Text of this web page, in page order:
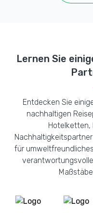
Lernen Sie
Entdecken Sie
nachhaltigen
Hotelketten,
für